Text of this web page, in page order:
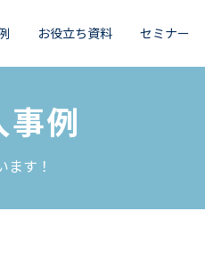
お役立ち資料 セミナー
事例
す！